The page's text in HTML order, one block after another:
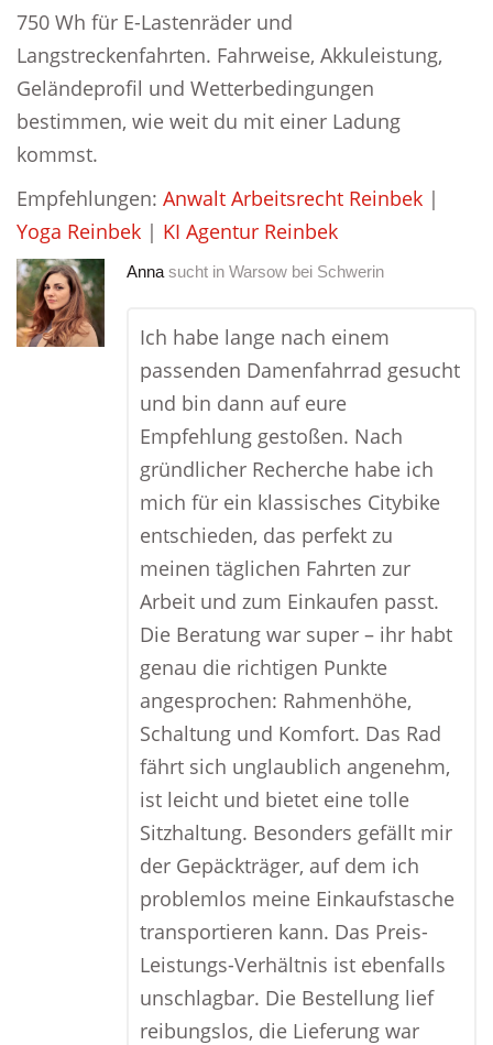
750 Wh für E-Lastenräder und
Langstreckenfahrten. Fahrweise, Akkuleistung,
Geländeprofil und Wetterbedingungen
bestimmen, wie weit du mit einer Ladung
kommst.
Empfehlungen: Anwalt Arbeitsrecht Reinbek |
Yoga Reinbek | KI Agentur Reinbek
Anna sucht in Warsow bei Schwerin
Ich habe lange nach einem
passenden Damenfahrrad gesucht
und bin dann auf eure
Empfehlung gestoßen. Nach
gründlicher Recherche habe ich
mich für ein klassisches Citybike
entschieden, das perfekt zu
meinen täglichen Fahrten zur
Arbeit und zum Einkaufen passt.
Die Beratung war super – ihr habt
genau die richtigen Punkte
angesprochen: Rahmenhöhe,
Schaltung und Komfort. Das Rad
fährt sich unglaublich angenehm,
ist leicht und bietet eine tolle
Sitzhaltung. Besonders gefällt mir
der Gepäckträger, auf dem ich
problemlos meine Einkaufstasche
transportieren kann. Das Preis-
Leistungs-Verhältnis ist ebenfalls
unschlagbar. Die Bestellung lief
reibungslos, die Lieferung war